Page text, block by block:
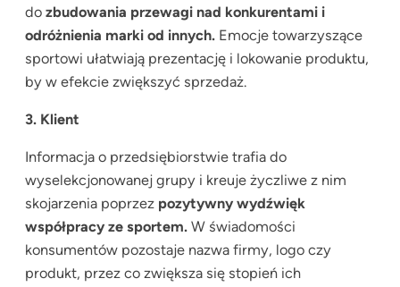
do zbudowania przewagi nad konkurentami i
odróżnienia marki od innych. Emocje towarzyszące
sportowi ułatwiają prezentację i lokowanie produktu,
by w efekcie zwiększyć sprzedaż.
3. Klient
Informacja o przedsiębiorstwie trafia do
wyselekcjonowanej grupy i kreuje życzliwe z nim
skojarzenia poprzez pozytywny wydźwięk
współpracy ze sportem. W świadomości
konsumentów pozostaje nazwa firmy, logo czy
produkt, przez co zwiększa się stopień ich